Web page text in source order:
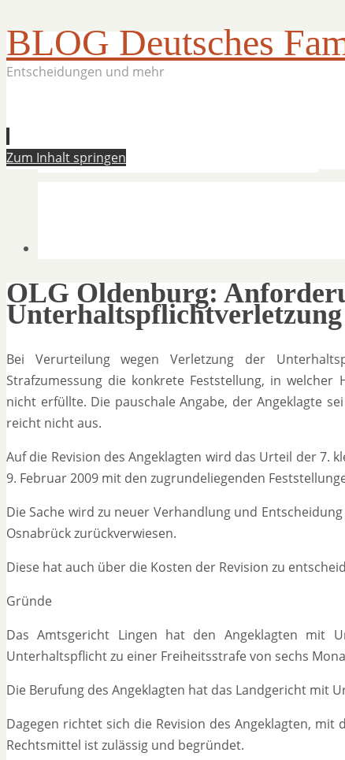
BLOG Deutsches
Entscheidungen und mehr
Zum Inhalt springen
OLG Oldenburg:
Unterhaltspflichtverletzung
Bei Verurteilung wegen Verletzung der
Strafzumessung die konkrete Feststellung, in
nicht erfüllte. Die pauschale Angabe, der Angeklagte
reicht nicht aus.
Auf die Revision des Angeklagten wird das Urteil der 7.
9. Februar 2009 mit den zugrundeliegenden
Die Sache wird zu neuer Verhandlung und
Osnabrück zurückverwiesen.
Diese hat auch über die Kosten der Revision zu
Gründe
Das Amtsgericht Lingen hat den Angeklagten mit
Unterhaltspflicht zu einer Freiheitsstrafe von sechs
Die Berufung des Angeklagten hat das Landgericht mit
Dagegen richtet sich die Revision des Angeklagten,
Rechtsmittel ist zulässig und begründet.